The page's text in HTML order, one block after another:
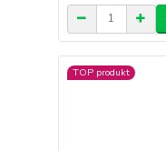
TOP produkt